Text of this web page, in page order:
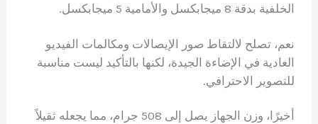
الخلفية بدقة 8 ميجابكسل والأمامية 5 ميجابكسل.
نعم، تصلح لالتقاط صور الإيصالات ومكالمات الفيديو
العادية في الإضاءة الجيدة، لكنها بالتأكيد ليست مناسبة
للتصوير الاحترافي.
أخيرًا، وزن الجهاز يصل إلى 508 جرام، مما يجعله ثقيلاً